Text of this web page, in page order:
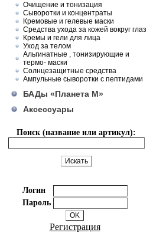
Очищение и тонизация
Сыворотки и концентраты
Кремовые и гелевые маски
Средства ухода за кожей вокруг глаз
Кремы и гели для лица
Уход за телом
Альгинатные , тонизирующие и
термо- маски
Солнцезащитные средства
Ампульные сыворотки с пептидами
БАДы «Планета М»
Аксессуары
Поиск (название или артикул):
Логин
Пароль
Регистрация